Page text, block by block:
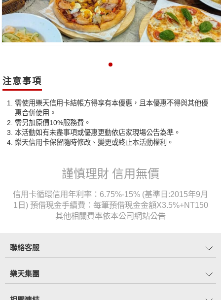
注意事項
需使用樂天信用卡結帳方得享有本優惠，且本優惠不得與其他優
惠合併使用。
需另加原價10%服務費。
本活動如有未盡事項或優惠更動依店家現場公告為準。
樂天信用卡保留隨時修改、變更或終止本活動權利。
謹慎理財 信用無價
信用卡循環信用年利率：6.75%-15% (基準日:2015年9月
1日) 預借現金手續費：每筆預借現金金額X3.5%+NT150
其他相關費率依本公司網站公告
聯絡客服
樂天集團